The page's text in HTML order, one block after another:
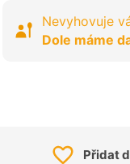
Nevyhovuje
Dole máme
Přidat